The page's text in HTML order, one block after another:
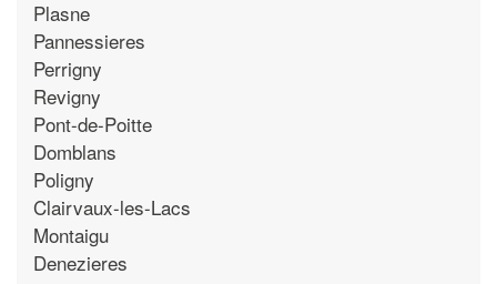
Plasne
Pannessieres
Perrigny
Revigny
Pont-de-Poitte
Domblans
Poligny
Clairvaux-les-Lacs
Montaigu
Denezieres